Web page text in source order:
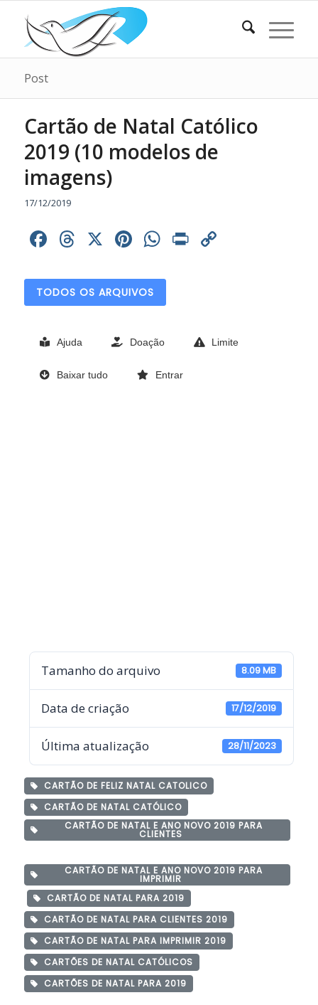
Post
Cartão de Natal Católico
2019 (10 modelos de
imagens)
17/12/2019
Facebook
Threads
X Pinterest
WhatsApp
Print
TODOS OS ARQUIVOS
Ajuda Doação Limite
Baixar tudo Entrar
Tamanho do arquivo 8.09 MB
Data de criação 17/12/2019
Última atualização 28/11/2023
CARTÃO DE FELIZ NATAL CATOLICO
CARTÃO DE NATAL CATÓLICO
CARTÃO DE NATAL E ANO NOVO 2019 PARA
CLIENTES
CARTÃO DE NATAL E ANO NOVO 2019 PARA
IMPRIMIR
CARTÃO DE NATAL PARA 2019
CARTÃO DE NATAL PARA CLIENTES 2019
CARTÃO DE NATAL PARA IMPRIMIR 2019
CARTÕES DE NATAL CATÓLICOS
CARTÕES DE NATAL PARA 2019